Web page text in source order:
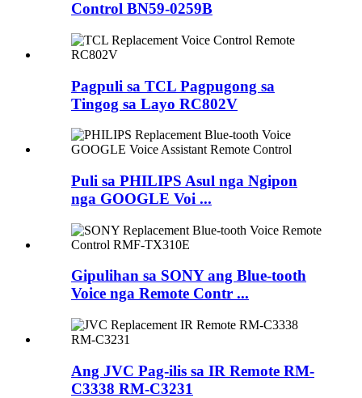
Control BN59-0259B
Pagpuli sa TCL Pagpugong sa
Tingog sa Layo RC802V
Puli sa PHILIPS Asul nga Ngipon
nga GOOGLE Voi ...
Gipulihan sa SONY ang Blue-tooth
Voice nga Remote Contr ...
Ang JVC Pag-ilis sa IR Remote RM-
C3338 RM-C3231